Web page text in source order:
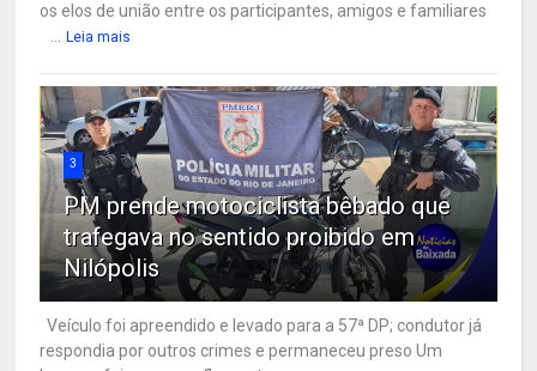
os elos de união entre os participantes, amigos e familiares
... Leia mais
3
PM prende motociclista bêbado que
trafegava no sentido proibido em
Nilópolis
Veículo foi apreendido e levado para a 57ª DP; condutor já
respondia por outros crimes e permaneceu preso Um